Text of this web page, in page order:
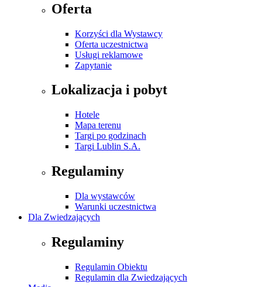
Oferta
Korzyści dla Wystawcy
Oferta uczestnictwa
Usługi reklamowe
Zapytanie
Lokalizacja i pobyt
Hotele
Mapa terenu
Targi po godzinach
Targi Lublin S.A.
Regulaminy
Dla wystawców
Warunki uczestnictwa
Dla Zwiedzających
Regulaminy
Regulamin Obiektu
Regulamin dla Zwiedzających